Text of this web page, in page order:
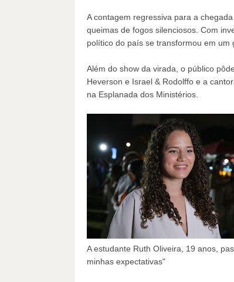
A contagem regressiva para a
queimas de fogos silenciosos. Com
político do país se transformou em um
Além do show da virada, o público
Heverson e Israel & Rodolffo e a
na Esplanada dos Ministérios.
A estudante Ruth Oliveira, 19 anos,
minhas expectativas"